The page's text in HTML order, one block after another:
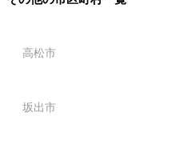
高松市
坂出市